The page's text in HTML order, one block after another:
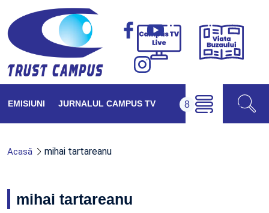
Campus
Viața
EMISIUNI JURNALUL CAMPUS TV
Acasă mihai tartareanu
mihai tartareanu